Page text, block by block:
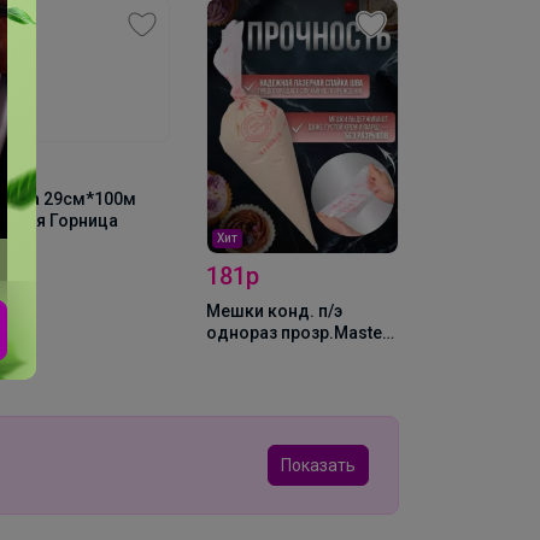
29см*100м
Горница
Хит
181р
Мешки конд. п/э
однораз прозр.Master
Показать